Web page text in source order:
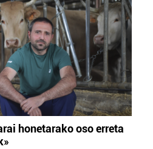
honetarako oso erreta